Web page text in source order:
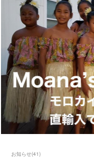
お知らせ(41)